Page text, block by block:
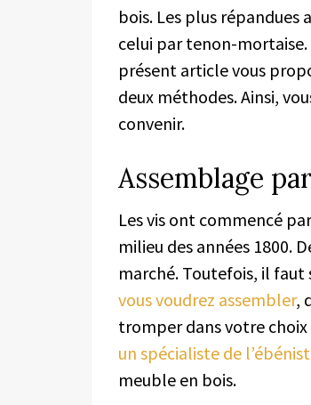
bois. Les plus répandues
celui par tenon-
présent article vous
deux méthodes. Ainsi,
convenir.
Assemblage
Les vis ont commencé
milieu des années 1800.
marché. Toutefois, il faut
vous voudrez assembler,
tromper dans votre choix
un spécialiste de
meuble en bois.